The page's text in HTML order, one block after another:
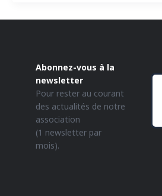
Abonnez-vous à la
newsletter
Pour rester au courant
des actualités de notre
association
(1 newsletter par
mois).